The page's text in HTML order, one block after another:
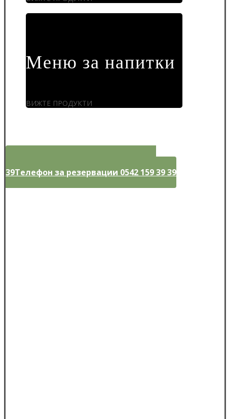
Меню за напитки
ВИЖТЕ ПРОДУКТИ
39Телефон за резервации 0542 159 39 39